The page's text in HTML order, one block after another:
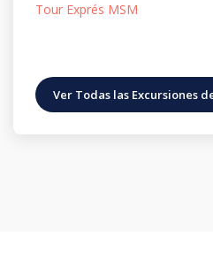
Tour Exprés MSM
Ver Todas las Excursiones